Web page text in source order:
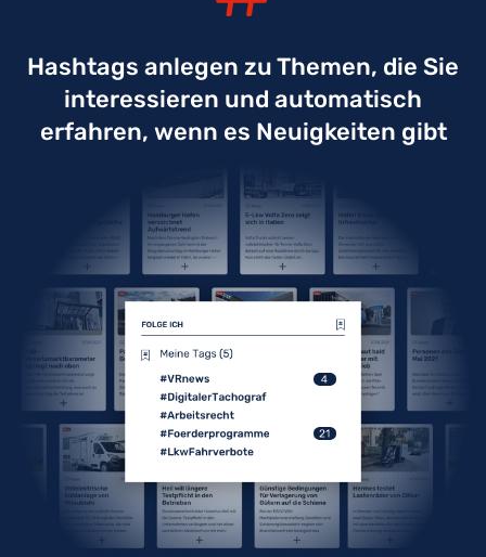
Hashtags anlegen zu Themen, die Sie
interessieren und automatisch
erfahren, wenn es Neuigkeiten gibt